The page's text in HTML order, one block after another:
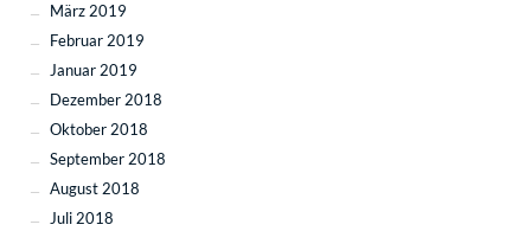
März 2019
Februar 2019
Januar 2019
Dezember 2018
Oktober 2018
September 2018
August 2018
Juli 2018